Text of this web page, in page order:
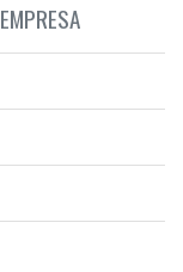
EMPRESA